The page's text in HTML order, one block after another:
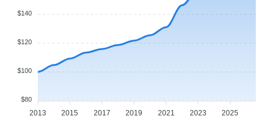
$140
$120
$100
$80
2013 2015 2017 2019 2021 2023 2025